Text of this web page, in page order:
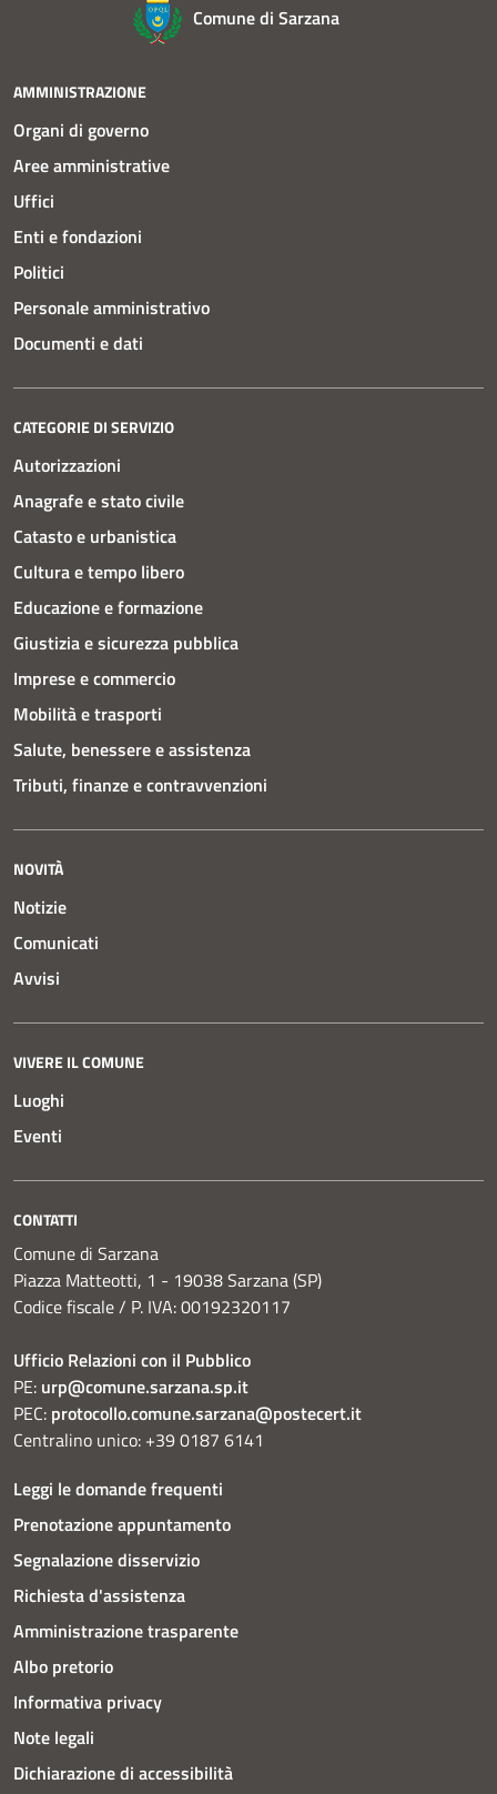
Comune di Sarzana
AMMINISTRAZIONE
Organi di governo
Aree amministrative
Uffici
Enti e fondazioni
Politici
Personale amministrativo
Documenti e dati
CATEGORIE DI SERVIZIO
Autorizzazioni
Anagrafe e stato civile
Catasto e urbanistica
Cultura e tempo libero
Educazione e formazione
Giustizia e sicurezza pubblica
Imprese e commercio
Mobilità e trasporti
Salute, benessere e assistenza
Tributi, finanze e contravvenzioni
NOVITÀ
Notizie
Comunicati
Avvisi
VIVERE IL COMUNE
Luoghi
Eventi
CONTATTI
Comune di Sarzana
Piazza Matteotti, 1 - 19038 Sarzana (SP)
Codice fiscale / P. IVA: 00192320117
Ufficio Relazioni con il Pubblico
PE: urp@comune.sarzana.sp.it
PEC: protocollo.comune.sarzana@postecert.it
Centralino unico: +39 0187 6141
Leggi le domande frequenti
Prenotazione appuntamento
Segnalazione disservizio
Richiesta d'assistenza
Amministrazione trasparente
Albo pretorio
Informativa privacy
Note legali
Dichiarazione di accessibilità